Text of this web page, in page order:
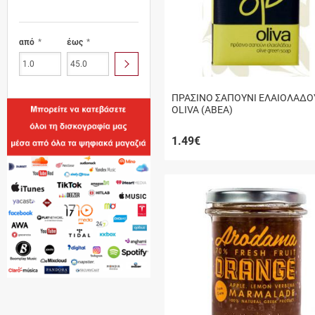
από έως
ΥΠΟΒΟΛΗ
ΠΡΑΣΙΝΟ ΣΑΠΟΥΝΙ
OLIVA (ΑΒΕΑ)
1.49€